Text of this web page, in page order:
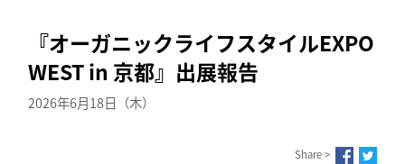
『オーガニックライフスタイルEXPO
WEST in 京都』出展報告
2026年6月18日（木）
Share >